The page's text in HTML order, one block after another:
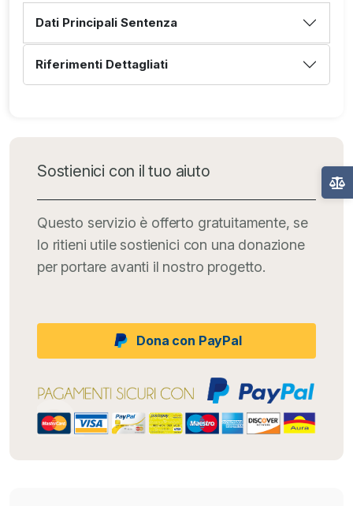
Dati Principali Sentenza
Riferimenti Dettagliati
Sostienici con il tuo aiuto
Questo servizio è offerto gratuitamente, se
lo ritieni utile sostienici con una donazione
per portare avanti il nostro progetto.
Dona con PayPal